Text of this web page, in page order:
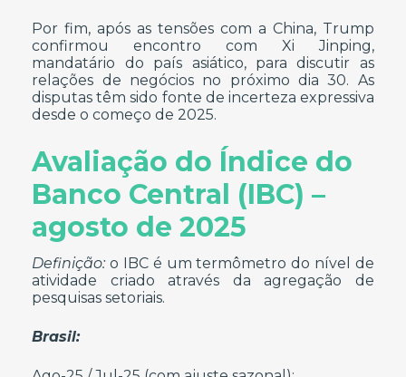
Por fim, após as tensões com a China, Trump
confirmou encontro com Xi Jinping,
mandatário do país asiático, para discutir as
relações de negócios no próximo dia 30. As
disputas têm sido fonte de incerteza expressiva
desde o começo de 2025.
Avaliação do Índice do
Banco Central (IBC) –
agosto de 2025
Definição: o IBC é um termômetro do nível de
atividade criado através da agregação de
pesquisas setoriais.
Brasil: